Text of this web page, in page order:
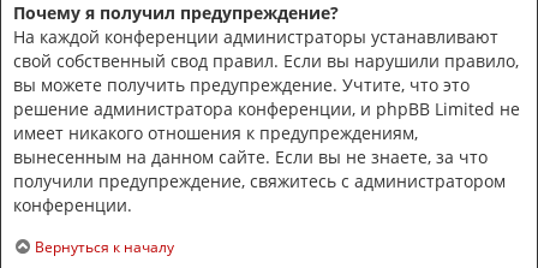
Почему я получил предупреждение?
На каждой конференции администраторы устанавливают
свой собственный свод правил. Если вы нарушили правило,
вы можете получить предупреждение. Учтите, что это
решение администратора конференции, и phpBB Limited не
имеет никакого отношения к предупреждениям,
вынесенным на данном сайте. Если вы не знаете, за что
получили предупреждение, свяжитесь с администратором
конференции.
Вернуться к началу